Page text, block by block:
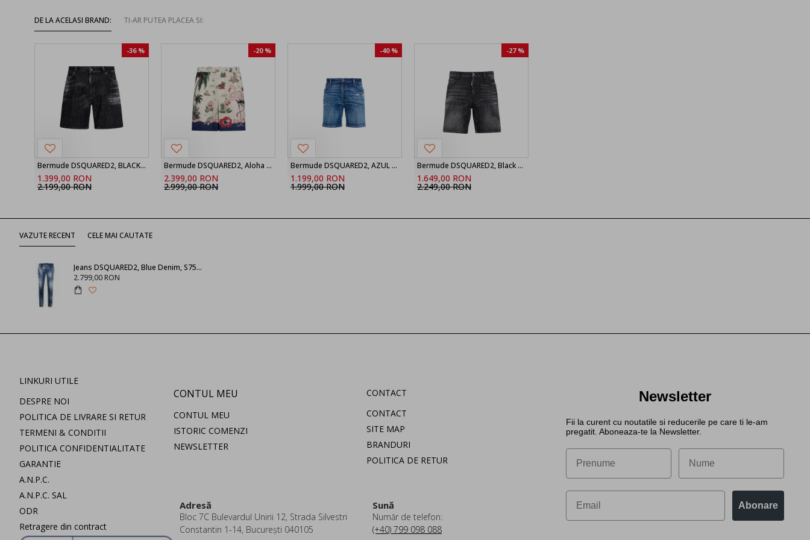
DE LA ACELASI BRAND: TI-AR PUTEA PLACEA SI:
-36 %
Bermude DSQUARED2, BLACK ‘Marine’ denim shorts
1.399,00 RON
2.199,00 RON
-20 %
Bermude DSQUARED2, Aloha Souvenir Boxer Shorts
2.399,00 RON
2.999,00 RON
-40 %
Bermude DSQUARED2, AZUL MARINO Shorts vaqueros ‘Marine’, Bleu
1.199,00 RON
1.999,00 RON
-27 %
Bermude DSQUARED2, Black Fog Wash Marine Shorts
1.649,00 RON
2.249,00 RON
VAZUTE RECENT CELE MAI CAUTATE
Jeans DSQUARED2, Blue Denim, S75LB0581S30342470
2.799,00 RON
LINKURI UTILE
DESPRE NOI
POLITICA DE LIVRARE SI RETUR
TERMENI & CONDITII
POLITICA CONFIDENTIALITATE
GARANTIE
A.N.P.C.
A.N.P.C. SAL
ODR
Retragere din contract
CONTUL MEU
CONTUL MEU
ISTORIC COMENZI
NEWSLETTER
CONTACT
CONTACT
SITE MAP
BRANDURI
POLITICA DE RETUR
Adresă
Bloc 7C Bulevardul Unirii 12, Strada Silvestri
Constantin 1-14, București 040105
Sună
Număr de telefon:
(+40) 799 098 088
Newsletter
Fii la curent cu noutatile si reducerile pe care ti le-am
pregatit. Aboneaza-te la Newsletter.
Abonare